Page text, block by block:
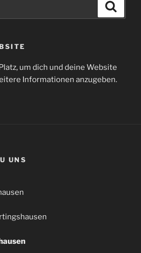
um dich und deine Website
Informationen anzugeben.
UNS